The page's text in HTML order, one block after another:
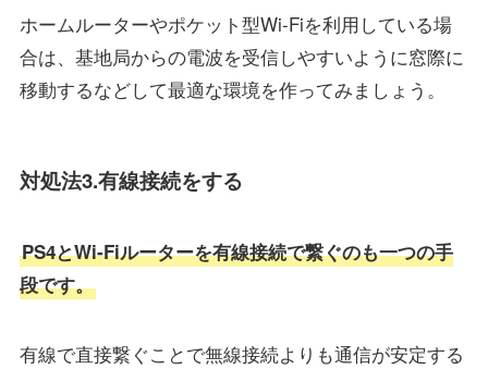
ホームルーターやポケット型Wi-Fiを利用している場
合は、基地局からの電波を受信しやすいように窓際に
移動するなどして最適な環境を作ってみましょう。
対処法3.有線接続をする
PS4とWi-Fiルーターを有線接続で繋ぐのも一つの手
段です。
有線で直接繋ぐことで無線接続よりも通信が安定する